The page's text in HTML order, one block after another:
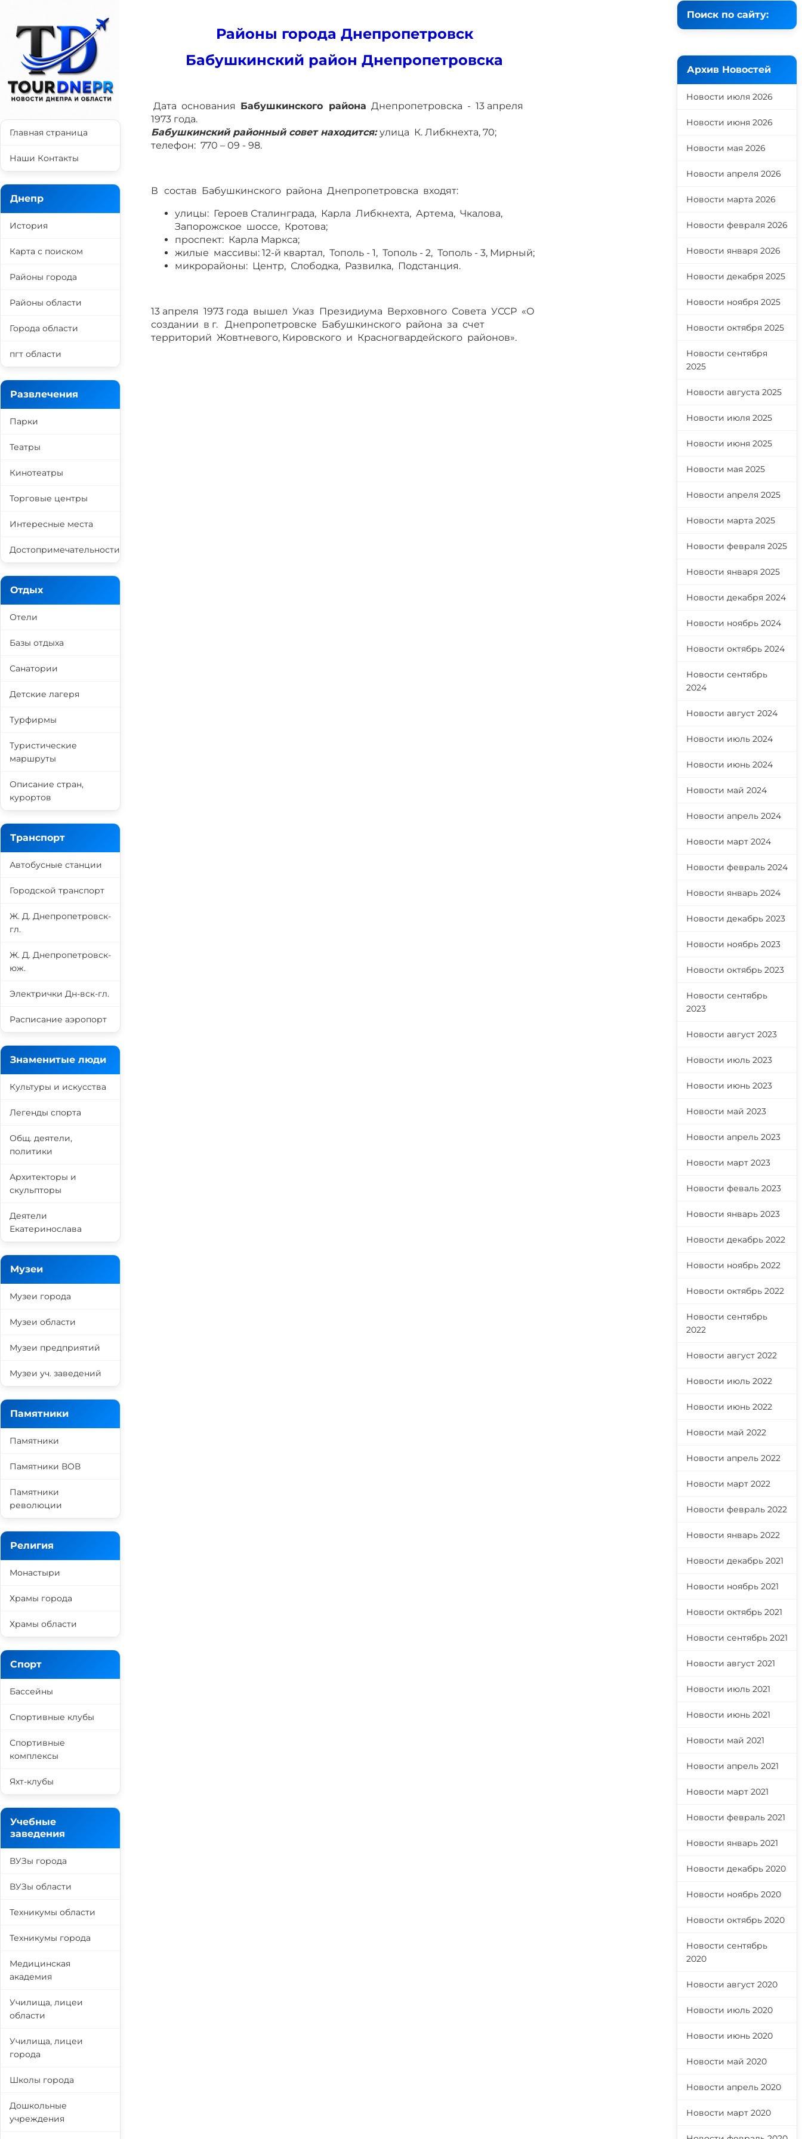
Районы города Днепропетровск
Бабушкинский район Днепропетровска
Дата основания Бабушкинского района Днепропетровска - 13 апреля
1973 года.
Бабушкинский районный совет находится:улица К. Либкнехта, 70;
телефон: 770 – 09 - 98.
В состав Бабушкинского района Днепропетровска входят:
улицы: Героев Сталинграда, Карла Либкнехта, Артема, Чкалова,
Запорожское шоссе, Кротова;
проспект: Карла Маркса;
жилые массивы: 12-й квартал, Тополь - 1, Тополь - 2, Тополь - 3, Мирный;
микрорайоны: Центр, Слободка, Развилка, Подстанция.
13 апреля 1973 года вышел Указ Президиума Верховного Совета УССР «О
создании в г. Днепропетровске Бабушкинского района за счет
территорий Жовтневого, Кировского и Красногвардейского районов».
Главная страница
Наши Контакты
Днепр
История
Карта с поиском
Районы города
Районы области
Города области
пгт области
Развлечения
Парки
Театры
Кинотеатры
Торговые центры
Интересные места
Достопримечательности
Отдых
Отели
Базы отдыха
Санатории
Детские лагеря
Турфирмы
Туристические
маршруты
Описание стран,
курортов
Транспорт
Автобусные станции
Городской транспорт
Ж. Д. Днепропетровск-
гл.
Ж. Д. Днепропетровск-
юж.
Электрички Дн-вск-гл.
Расписание аэропорт
Знаменитые люди
Культуры и искусства
Легенды спорта
Общ. деятели,
политики
Архитекторы и
скульпторы
Деятели
Екатеринослава
Музеи
Музеи города
Музеи области
Музеи предприятий
Музеи уч. заведений
Памятники
Памятники
Памятники ВОВ
Памятники
революции
Религия
Монастыри
Храмы города
Храмы области
Спорт
Бассейны
Спортивные клубы
Спортивные
комплексы
Яхт-клубы
Учебные
заведения
ВУЗы города
ВУЗы области
Техникумы области
Техникумы города
Медицинская
академия
Училища, лицеи
области
Училища, лицеи
города
Школы города
Дошкольные
учреждения
Поиск по сайту:
Архив Новостей
Новости июля 2026
Новости июня 2026
Новости мая 2026
Новости апреля 2026
Новости марта 2026
Новости февраля 2026
Новости января 2026
Новости декабря 2025
Новости ноября 2025
Новости октября 2025
Новости сентября
2025
Новости августа 2025
Новости июля 2025
Новости июня 2025
Новости мая 2025
Новости апреля 2025
Новости марта 2025
Новости февраля 2025
Новости января 2025
Новости декабря 2024
Новости ноябрь 2024
Новости октябрь 2024
Новости сентябрь
2024
Новости август 2024
Новости июль 2024
Новости июнь 2024
Новости май 2024
Новости апрель 2024
Новости март 2024
Новости февраль 2024
Новости январь 2024
Новости декабрь 2023
Новости ноябрь 2023
Новости октябрь 2023
Новости сентябрь
2023
Новости август 2023
Новости июль 2023
Новости июнь 2023
Новости май 2023
Новости апрель 2023
Новости март 2023
Новости феваль 2023
Новости январь 2023
Новости декабрь 2022
Новости ноябрь 2022
Новости октябрь 2022
Новости сентябрь
2022
Новости август 2022
Новости июль 2022
Новости июнь 2022
Новости май 2022
Новости апрель 2022
Новости март 2022
Новости февраль 2022
Новости январь 2022
Новости декабрь 2021
Новости ноябрь 2021
Новости октябрь 2021
Новости сентябрь 2021
Новости август 2021
Новости июль 2021
Новости июнь 2021
Новости май 2021
Новости апрель 2021
Новости март 2021
Новости февраль 2021
Новости январь 2021
Новости декабрь 2020
Новости ноябрь 2020
Новости октябрь 2020
Новости сентябрь
2020
Новости август 2020
Новости июль 2020
Новости июнь 2020
Новости май 2020
Новости апрель 2020
Новости март 2020